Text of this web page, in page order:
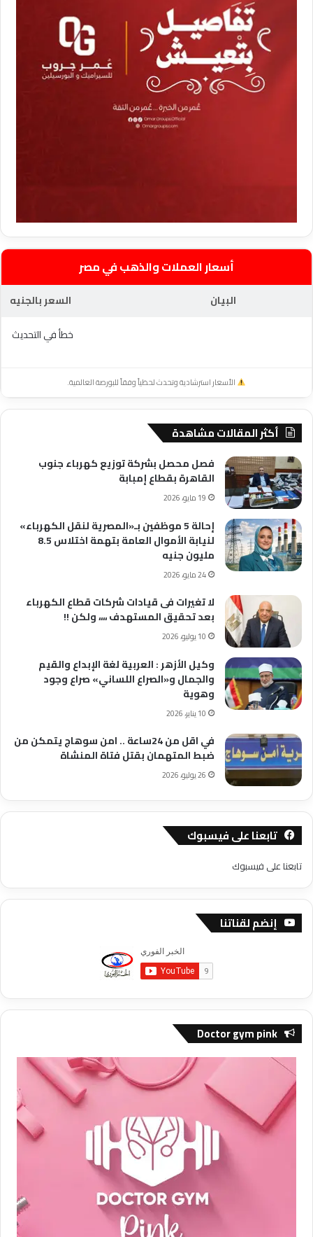
أسعار العملات والذهب في مصر
البيان
السعر بالجنيه
خطأ في التحديث
الأسعار استرشادية وتحدث لحظياً وفقاً للبورصة العالمية.
أكثر المقالات مشاهدة
فصل محصل بشركة توزيع كهرباء جنوب
القاهرة بقطاع إمبابة
19 مايو، 2026
إحالة 5 موظفين بـ«المصرية لنقل الكهرباء»
لنيابة الأموال العامة بتهمة اختلاس 8.5
مليون جنيه
24 مايو، 2026
لا تغيرات فى قيادات شركات قطاع الكهرباء
بعد تحقيق المستهدف ،،،، ولكن !!
10 يوليو، 2026
وكيل الأزهر : العربية لغة الإبداع والقيم
والجمال و«الصراع اللساني» صراع وجود
وهوية
10 يناير، 2026
في اقل من 24ساعة .. امن سوهاج يتمكن من
ضبط المتهمان بقتل فتاة المنشاة
26 يوليو، 2026
تابعنا على فيسبوك
تابعنا على فيسبوك
إنضم لقناتنا
Doctor gym pink